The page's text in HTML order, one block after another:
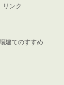
リンク
建てのすすめ